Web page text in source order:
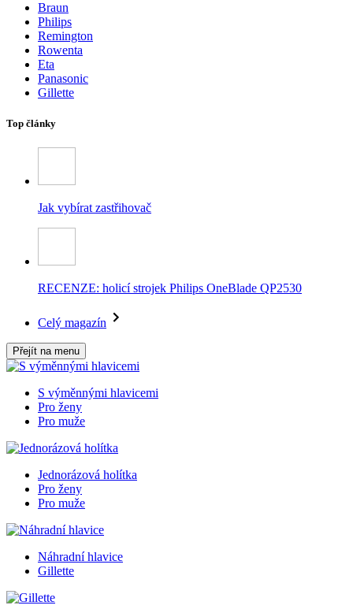
Braun
Philips
Remington
Rowenta
Eta
Panasonic
Gillette
Top články
Jak vybírat zastřihovač
RECENZE: holicí strojek Philips OneBlade QP2530
Celý magazín
Přejít na menu
S výměnnými hlavicemi
Pro ženy
Pro muže
Jednorázová holítka
Pro ženy
Pro muže
Náhradní hlavice
Gillette